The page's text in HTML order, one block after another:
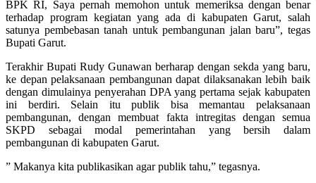
BPK RI, Saya pernah memohon untuk memeriksa dengan benar
terhadap program kegiatan yang ada di kabupaten Garut, salah
satunya pembebasan tanah untuk pembangunan jalan baru”, tegas
Bupati Garut.
Terakhir Bupati Rudy Gunawan berharap dengan sekda yang baru,
ke depan pelaksanaan pembangunan dapat dilaksanakan lebih baik
dengan dimulainya penyerahan DPA yang pertama sejak kabupaten
ini berdiri. Selain itu publik bisa memantau pelaksanaan
pembangunan, dengan membuat fakta intregitas dengan semua
SKPD sebagai modal pemerintahan yang bersih dalam
pembangunan di kabupaten Garut.
” Makanya kita publikasikan agar publik tahu,” tegasnya.